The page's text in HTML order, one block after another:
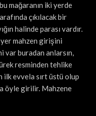
mağaranın iki yerde
çıkılacak bir
halinde parası vardır.
mahzen girişini
var buradan anlarsın,
resminden tehlike
ilk evvela sırt üstü olup
öyle girilir. Mahzene